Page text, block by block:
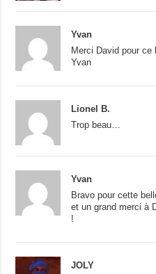
Yvan
Merci David pour ce
Yvan
Lionel B.
Trop beau…
Yvan
Bravo pour cette
et un grand merci à
!
JOLY